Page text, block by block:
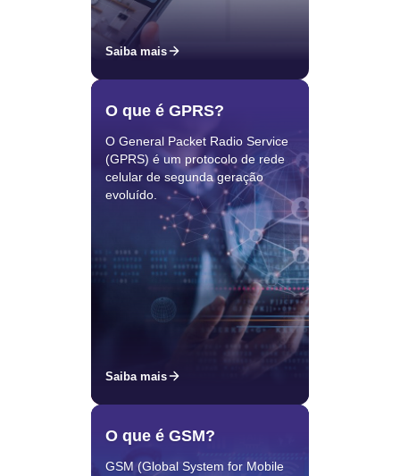
Saiba mais
O que é GPRS?
O General Packet Radio Service
(GPRS) é um protocolo de rede
celular de segunda geração
evoluído.
Saiba mais
O que é GSM?
GSM (Global System for Mobile